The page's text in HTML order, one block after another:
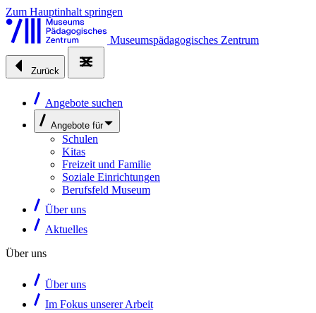
Zum Hauptinhalt springen
Museumspädagogisches Zentrum
Zurück
Angebote suchen
Angebote für
Schulen
Kitas
Freizeit und Familie
Soziale Einrichtungen
Berufsfeld Museum
Über uns
Aktuelles
Über uns
Über uns
Im Fokus unserer Arbeit